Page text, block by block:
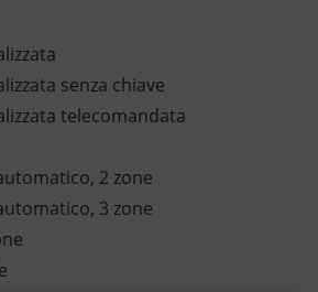
senza chiave
telecomandata
2 zone
3 zone